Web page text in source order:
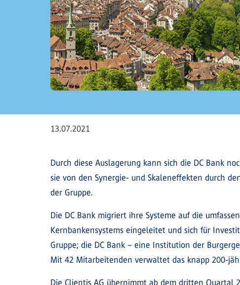
13.07.2021
Durch diese Auslagerung kann sich die DC Bank
sie von den Synergie- und Skaleneffekten durch
der Gruppe.
Die DC Bank migriert ihre Systeme auf die
Kernbankensystems eingeleitet und sich für
Gruppe; die DC Bank – eine Institution der
Mit 42 Mitarbeitenden verwaltet das knapp 200-
Die Clientis AG übernimmt ab dem dritten Quartal